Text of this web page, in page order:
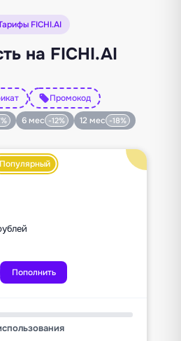
FICHI.AI
на FICHI.AI
6 мес -12% 12 мес -18%
Промокод
Популярный
Пополнить